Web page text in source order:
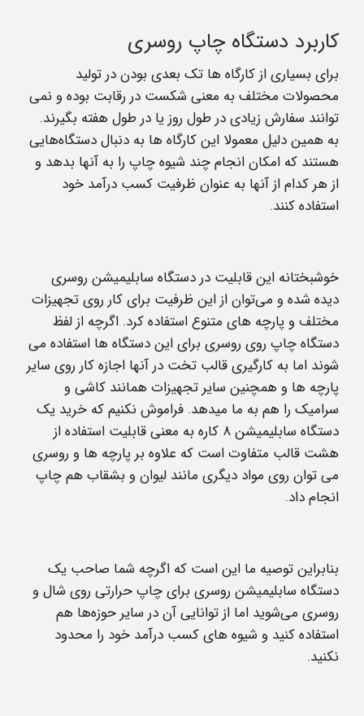
کاربرد دستگاه چاپ روسری
برای بسیاری از کارگاه ها تک بعدی بودن در تولید
محصولات مختلف به معنی شکست در رقابت بوده و نمی
توانند سفارش زیادی در طول روز یا در طول هفته بگیرند.
به همین دلیل معمولا این کارگاه ها به دنبال دستگاه‌هایی
هستند که امکان انجام چند شیوه چاپ را به آنها بدهد و
از هر کدام از آنها به عنوان ظرفیت کسب درآمد خود
استفاده کنند.
خوشبختانه این قابلیت در دستگاه سابلیمیشن روسری
دیده شده و می‌توان از این ظرفیت برای کار روی تجهیزات
مختلف و پارچه های متنوع استفاده کرد. اگرچه از لفظ
دستگاه چاپ روی روسری برای این دستگاه ها استفاده می
شوند اما به کارگیری قالب تخت در آنها اجازه کار روی سایر
پارچه ها و همچنین سایر تجهیزات همانند کاشی و
سرامیک را هم به ما میدهد. فراموش نکنیم که خرید یک
دستگاه سابلیمیشن ۸ کاره به معنی قابلیت استفاده از
هشت قالب متفاوت است که علاوه بر پارچه ها و روسری
می توان روی مواد دیگری مانند لیوان و بشقاب هم چاپ
انجام داد.
بنابراین توصیه ما این است که اگرچه شما صاحب یک
دستگاه سابلیمیشن روسری برای چاپ حرارتی روی شال و
روسری می‌شوید اما از توانایی آن در سایر حوزه‌ها هم
استفاده کنید و شیوه های کسب درآمد خود را محدود
نکنید.